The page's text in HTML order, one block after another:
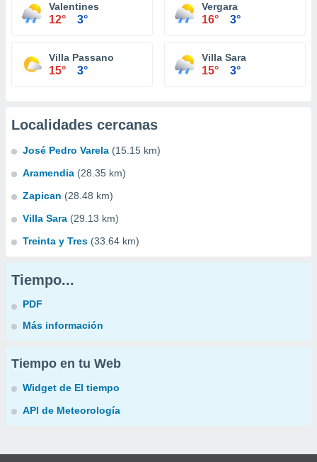
Valentines
12° 3°
Vergara
16° 3°
Villa Passano
15° 3°
Villa Sara
15° 3°
Localidades cercanas
José Pedro Varela (15.15 km)
Aramendia (28.35 km)
Zapican (28.48 km)
Villa Sara (29.13 km)
Treinta y Tres (33.64 km)
Tiempo...
PDF
Más información
Tiempo en tu Web
Widget de El tiempo
API de Meteorología